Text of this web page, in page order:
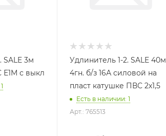
SALE 3м
Е1М с выкл
Удлинитель 1-2. SALE 40м
4гн. б/з 16А силовой на
пласт катушке ПВС 2х1,5
Есть в наличии: 1
Арт.: 765513